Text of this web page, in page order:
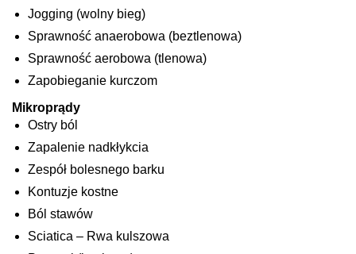
Jogging (wolny bieg)
Sprawność anaerobowa (beztlenowa)
Sprawność aerobowa (tlenowa)
Zapobieganie kurczom
Mikroprądy
Ostry ból
Zapalenie nadkłykcia
Zespół bolesnego barku
Kontuzje kostne
Ból stawów
Sciatica – Rwa kulszowa